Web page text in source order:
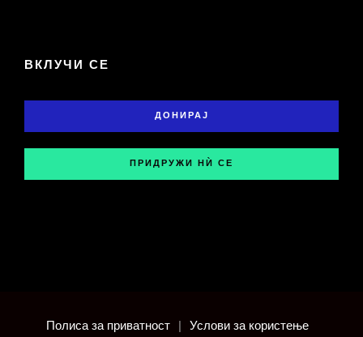
ВКЛУЧИ СЕ
ДОНИРАЈ
ПРИДРУЖИ НЍ СЕ
Полиса за приватност | Услови за користење